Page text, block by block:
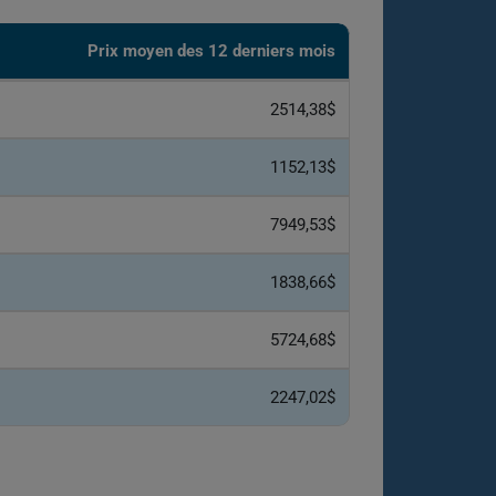
Prix ​​moyen des 12 derniers mois
2514,38$
1152,13$
7949,53$
1838,66$
5724,68$
2247,02$